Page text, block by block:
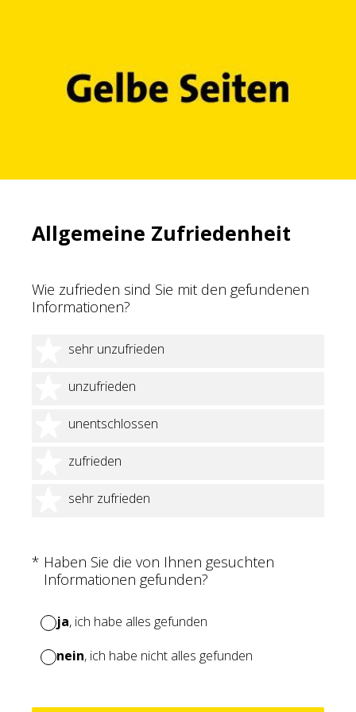
Allgemeine Zufriedenheit
Wie zufrieden sind Sie mit den gefundenen
Informationen?
sehr unzufrieden
1 Stern
unzufrieden
2 Sterne
unentschlossen
3 Sterne
zufrieden
4 Sterne
sehr zufrieden
5 Sterne
* Haben Sie die von Ihnen gesuchten
Informationen gefunden?
(Erforderlich.)
ja, ich habe alles gefunden
nein, ich habe nicht alles gefunden